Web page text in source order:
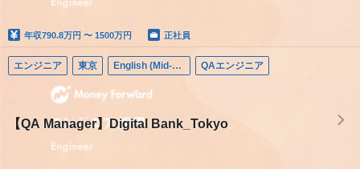
年収790.8万円 〜 1500万円 正社員
エンジニア 東京 English (Mid-career) QAエンジニア
【QA Manager】Digital Bank_Tokyo